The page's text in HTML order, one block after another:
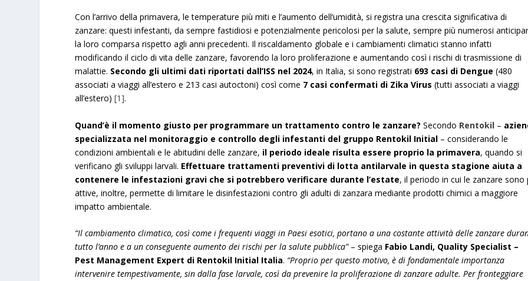
Con l’arrivo della primavera, le temperature più miti e l’aumento dell’umidità, si registra una crescita significativa di
zanzare: questi infestanti, da sempre fastidiosi e potenzialmente pericolosi per la salute, sempre più numerosi
la loro comparsa rispetto agli anni precedenti. Il riscaldamento globale e i cambiamenti climatici stanno infatti
modificando il ciclo di vita delle zanzare, favorendo la loro proliferazione e aumentando così i rischi di trasmissione di
malattie. Secondo gli ultimi dati riportati dall’ISS nel 2024, in Italia, si sono registrati 693 casi di Dengue (480
associati a viaggi all’estero e 213 casi autoctoni) così come 7 casi confermati di Zika Virus (tutti associati a viaggi
all’estero) [1].
Quand’è il momento giusto per programmare un trattamento contro le zanzare?Secondo Rentokil –
specializzata nel monitoraggio e controllo degli infestanti del gruppo Rentokil Initial – considerando le
condizioni ambientali e le abitudini delle zanzare, il periodo ideale risulta essere proprio la primavera, quando si
verificano gli sviluppi larvali. Effettuare trattamenti preventivi di lotta antilarvale in questa stagione aiuta a
contenere le infestazioni gravi che si potrebbero verificare durante l’estate, il periodo in cui le zanzare sono
attive, inoltre, permette di limitare le disinfestazioni contro gli adulti di zanzara mediante prodotti chimici a maggiore
impatto ambientale.
“Il cambiamento climatico, così come i frequenti viaggi in Paesi esotici, portano a una costante attività delle zanzare
tutto l’anno e a un conseguente aumento dei rischi per la salute pubblica”– spiega Fabio Landi, Quality Specialist –
Pest Management Expert di Rentokil Initial Italia. “Proprio per questo motivo, è di fondamentale importanza
intervenire tempestivamente, sin dalla fase larvale, così da prevenire la proliferazione di zanzare adulte. Per fronteggiare